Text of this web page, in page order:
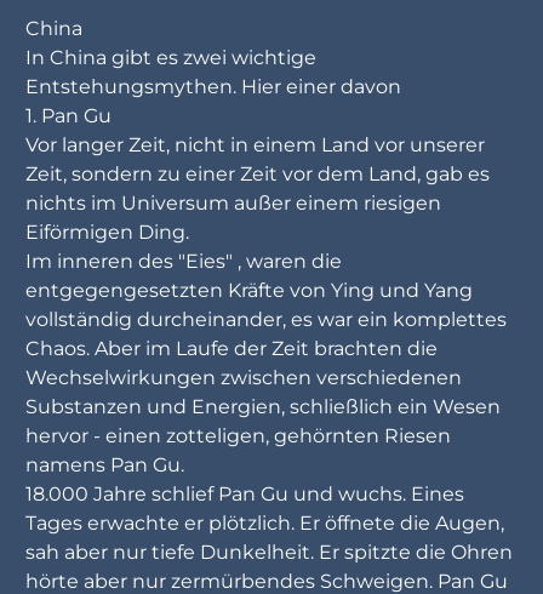
China
In China gibt es zwei wichtige
Entstehungsmythen. Hier einer davon
1. Pan Gu
Vor langer Zeit, nicht in einem Land vor unserer
Zeit, sondern zu einer Zeit vor dem Land, gab es
nichts im Universum außer einem riesigen
Eiförmigen Ding.
Im inneren des "Eies" , waren die
entgegengesetzten Kräfte von Ying und Yang
vollständig durcheinander, es war ein komplettes
Chaos. Aber im Laufe der Zeit brachten die
Wechselwirkungen zwischen verschiedenen
Substanzen und Energien, schließlich ein Wesen
hervor - einen zotteligen, gehörnten Riesen
namens Pan Gu.
18.000 Jahre schlief Pan Gu und wuchs. Eines
Tages erwachte er plötzlich. Er öffnete die Augen,
sah aber nur tiefe Dunkelheit. Er spitzte die Ohren
hörte aber nur zermürbendes Schweigen. Pan Gu